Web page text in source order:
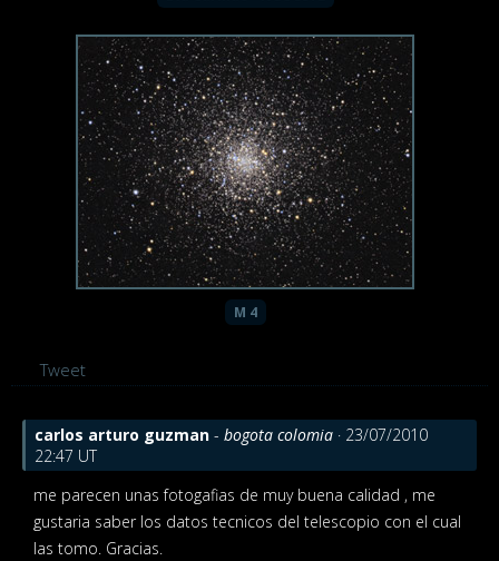
M 4
Tweet
carlos arturo guzman - bogota colomia · 23/07/2010
22:47 UT
me parecen unas fotogafias de muy buena calidad , me
gustaria saber los datos tecnicos del telescopio con el cual
las tomo. Gracias.